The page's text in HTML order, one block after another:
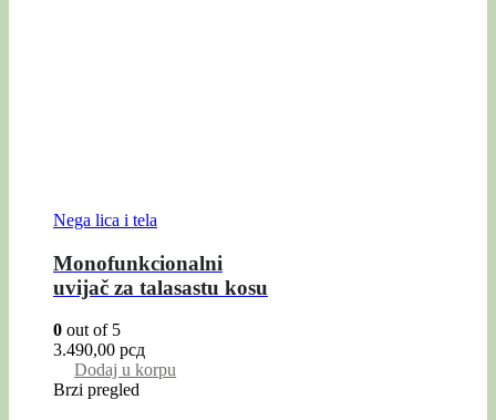
Nega lica i tela
Monofunkcionalni
uvijač za talasastu kosu
0 out of 5
3.490,00 рсд
Dodaj u korpu
Brzi pregled